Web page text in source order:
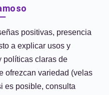
positivas, presencia
a explicar usos y
políticas claras de
ofrezcan variedad (velas
es posible, consulta